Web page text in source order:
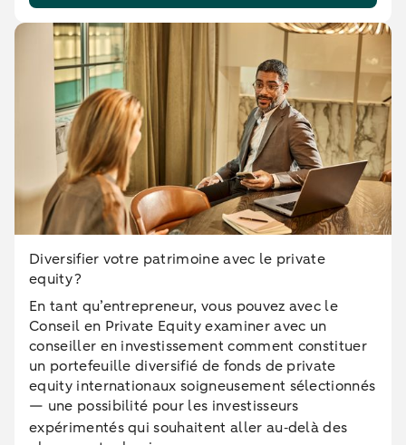
Diversifier votre patrimoine avec le private
equity ?
En tant qu’entrepreneur, vous pouvez avec le
Conseil en Private Equity examiner avec un
conseiller en investissement comment constituer
un portefeuille diversifié de fonds de private
equity internationaux soigneusement sélectionnés
— une possibilité pour les investisseurs
expérimentés qui souhaitent aller au‑delà des